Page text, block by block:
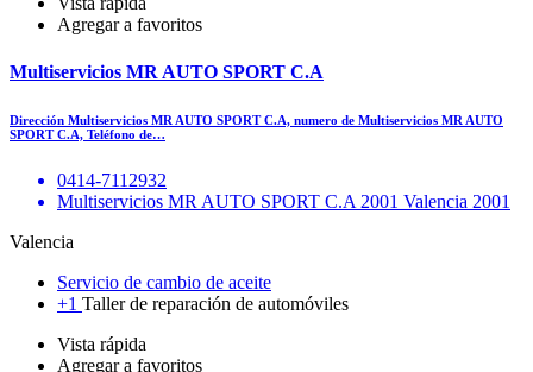
Agregar a favoritos
Multiservicios MR AUTO SPORT C.A
Dirección Multiservicios MR AUTO SPORT C.A, numero de Multiservicios MR AUTO
SPORT C.A, Teléfono de…
0414-7112932
Multiservicios MR AUTO SPORT C.A 2001 Valencia 2001
Valencia
Servicio de cambio de aceite
+1 Taller de reparación de automóviles
Vista rápida
Agregar a favoritos